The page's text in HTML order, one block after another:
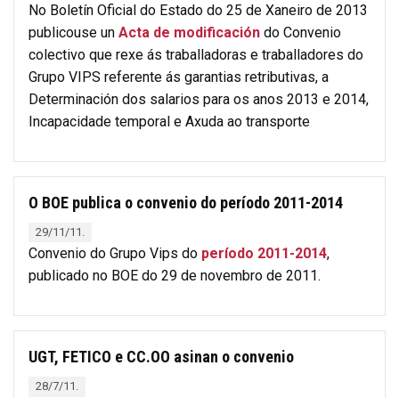
No Boletín Oficial do Estado do 25 de Xaneiro de 2013
publicouse un Acta de modificación do Convenio
colectivo que rexe ás traballadoras e traballadores do
Grupo VIPS referente ás garantias retributivas, a
Determinación dos salarios para os anos 2013 e 2014,
Incapacidade temporal e Axuda ao transporte
O BOE publica o convenio do período 2011-2014
29/11/11.
Convenio do Grupo Vips do período 2011-2014,
publicado no BOE do 29 de novembro de 2011.
UGT, FETICO e CC.OO asinan o convenio
28/7/11.